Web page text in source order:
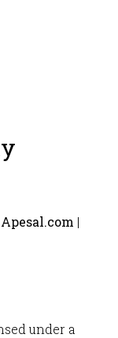
Apesal.com |
under a